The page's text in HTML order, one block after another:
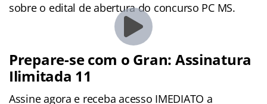
sobre o edital de abertura do concurso PC MS.
Prepare-se com o Gran: Assinatura
Ilimitada 11
Assine agora e receba acesso IMEDIATO a